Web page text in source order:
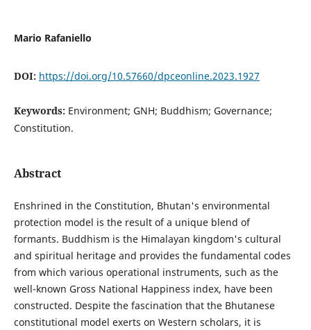
Mario Rafaniello
DOI: https://doi.org/10.57660/dpceonline.2023.1927
Keywords: Environment; GNH; Buddhism; Governance;
Constitution.
Abstract
Enshrined in the Constitution, Bhutan's environmental
protection model is the result of a unique blend of
formants. Buddhism is the Himalayan kingdom's cultural
and spiritual heritage and provides the fundamental codes
from which various operational instruments, such as the
well-known Gross National Happiness index, have been
constructed. Despite the fascination that the Bhutanese
constitutional model exerts on Western scholars, it is